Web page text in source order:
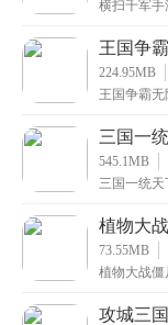
横扫千军手
曹操
王国争
224.95MB
王国争霸
落的
三国一
545.1MB
三国一统
局面
植物大
73.55MB
植物大战
畅
攻城三